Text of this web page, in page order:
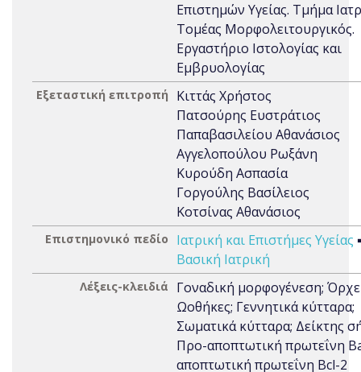
Επιστημών Υγείας. Τμήμα
Τομέας Μορφολειτουργικός.
Εργαστήριο Ιστολογίας και
Εμβρυολογίας
Εξεταστική επιτροπή
Κιττάς Χρήστος
Πατσούρης Ευστράτιος
Παπαβασιλείου Αθανάσιος
Αγγελοπούλου Ρωξάνη
Κυρούδη Ασπασία
Γοργούλης Βασίλειος
Κοτσίνας Αθανάσιος
Επιστημονικό πεδίο Ιατρική και Επιστήμες Υγείας
Βασική Ιατρική
Λέξεις-κλειδιά
Γοναδική μορφογένεση;
Ωοθήκες; Γεννητικά κύτταρα;
Σωματικά κύτταρα; Δείκτης
Προ-αποπτωτική πρωτεΐνη
αποπτωτική πρωτεΐνη Bcl-2